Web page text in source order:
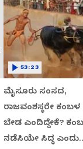
ಮೈಸೂರು ಸಂಸದ,
ರಾಜವಂಶಸ್ಥರೇ ಕಂಬಳ
ಬೇಡ ಎಂದಿದ್ದೇಕೆ?
ನಡೆಸಿಯೇ ಸಿದ್ಧ ಎಂದು
53:23